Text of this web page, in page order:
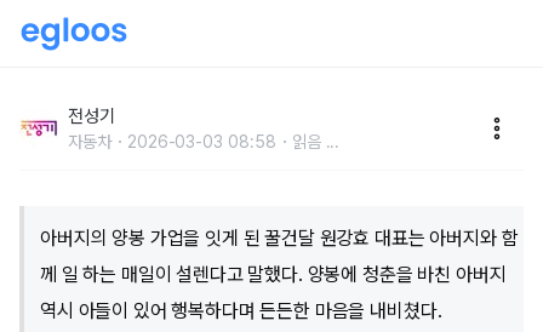
전성기
자동차 2026-03-03 08:58 읽음 ...
아버지의 양봉 가업을 잇게 된 꿀건달 원강효 대표는 아버지와 함
께 일 하는 매일이 설렌다고 말했다. 양봉에 청춘을 바친 아버지
역시 아들이 있어 행복하다며 든든한 마음을 내비쳤다.